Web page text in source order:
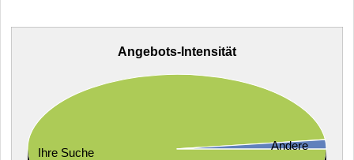
Angebots-Intensität
Ihre Suche
Andere